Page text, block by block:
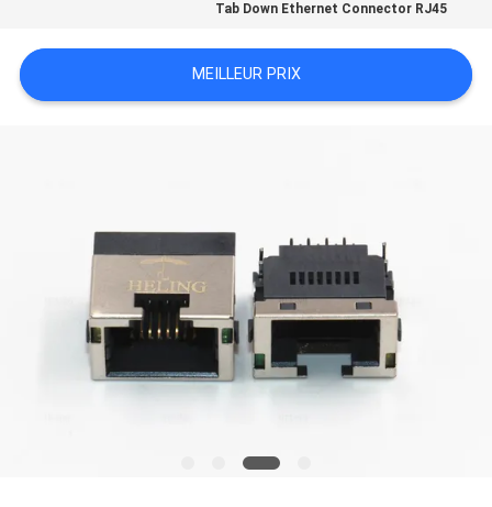
UNE
CITATION
POLITIQUE
MATIÈRE
Tab Down Ethernet Connector RJ45
MEILLEUR PRIX